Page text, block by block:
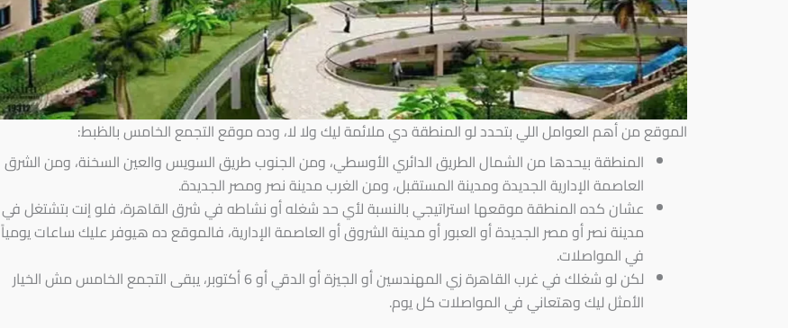
الموقع من أهم العوامل اللي بتحدد لو المنطقة دي ملائمة ليك ولا لا، وده موقع التجمع الخامس بالظبط:
المنطقة بيحدها من الشمال الطريق الدائري الأوسطي، ومن الجنوب طريق السويس والعين السخنة، ومن الشرق
العاصمة الإدارية الجديدة ومدينة المستقبل، ومن الغرب مدينة نصر ومصر الجديدة.
عشان كده المنطقة موقعها استراتيجي بالنسبة لأي حد شغله أو نشاطه في شرق القاهرة، فلو إنت بتشتغل في
مدينة نصر أو مصر الجديدة أو العبور أو مدينة الشروق أو العاصمة الإدارية، فالموقع ده هيوفر عليك ساعات يومياً
في المواصلات.
لكن لو شغلك في غرب القاهرة زي المهندسين أو الجيزة أو الدقي أو 6 أكتوبر، يبقى التجمع الخامس مش الخيار
الأمثل ليك وهتعاني في المواصلات كل يوم.